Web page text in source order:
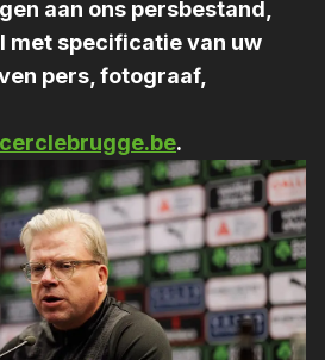
aan ons persbestand,
met specificatie van uw
pers, fotograaf,
.